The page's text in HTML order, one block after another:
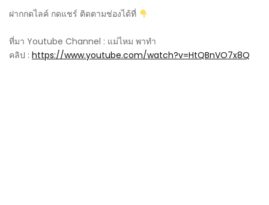
ฝากกดไลค์ กดแชร์ ติดตามช่องได้ที่
ที่มา Youtube Channel : แม่ไหม พาทำ
คลิป : https://www.youtube.com/watch?v=HtQBnVO7x8Q